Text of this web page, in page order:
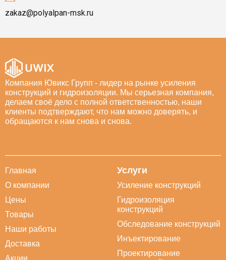
zakaz@polyalpan-msk.ru
Компания Ювикс Групп - лидер на рынке усиления
конструкций и гидроизоляции. Мы серьезная компания,
делаем своё дело с полной ответственностью, наши
клиенты подтверждают, что нам можно доверять, и
обращаются к нам снова и снова.
Главная
О компании
Цены
Товары
Наши работы
Доставка
Акции
Услуги
Усиление конструкций
Гидроизоляция
конструкций
Обследование конструкций
Инъектирование
Проектирование